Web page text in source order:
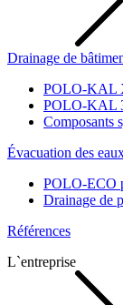
Drainage de
POLO-KAL
POLO-KAL
Composants
Évacuation des
POLO-ECO
Drainage de
Références
L`entreprise